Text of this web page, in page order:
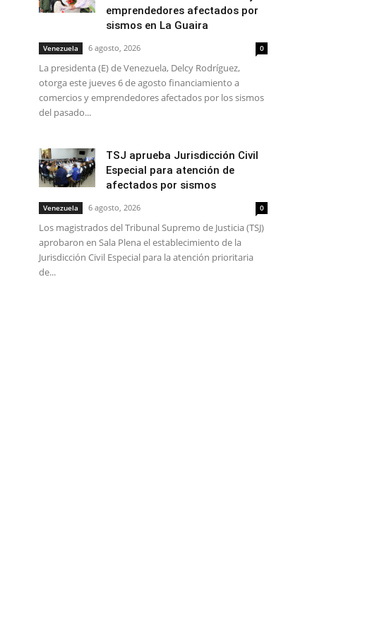
emprendedores afectados por
sismos en La Guaira
Venezuela 6 agosto, 2026 0
La presidenta (E) de Venezuela, Delcy Rodríguez,
otorga este jueves 6 de agosto financiamiento a
comercios y emprendedores afectados por los sismos
del pasado...
TSJ aprueba Jurisdicción Civil
Especial para atención de
afectados por sismos
Venezuela 6 agosto, 2026 0
Los magistrados del Tribunal Supremo de Justicia (TSJ)
aprobaron en Sala Plena el establecimiento de la
Jurisdicción Civil Especial para la atención prioritaria
de...